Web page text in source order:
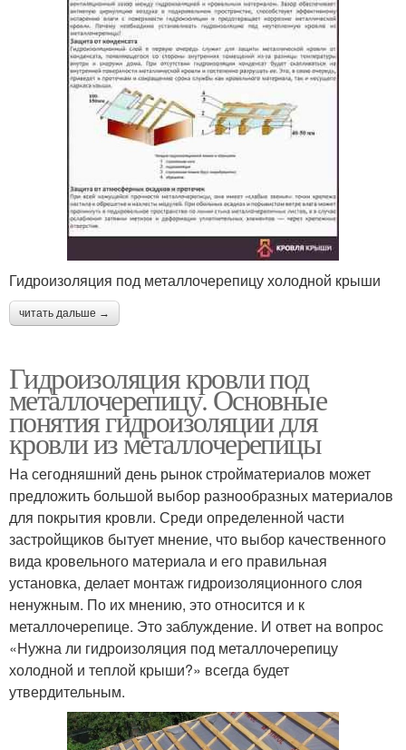
Гидроизоляция под металлочерепицу холодной крыши
читать дальше →
Гидроизоляция кровли под
металлочерепицу. Основные
понятия гидроизоляции для
кровли из металлочерепицы
На сегодняшний день рынок стройматериалов может
предложить большой выбор разнообразных материалов
для покрытия кровли. Среди определенной части
застройщиков бытует мнение, что выбор качественного
вида кровельного материала и его правильная
установка, делает монтаж гидроизоляционного слоя
ненужным. По их мнению, это относится и к
металлочерепице. Это заблуждение. И ответ на вопрос
«Нужна ли гидроизоляция под металлочерепицу
холодной и теплой крыши?» всегда будет
утвердительным.